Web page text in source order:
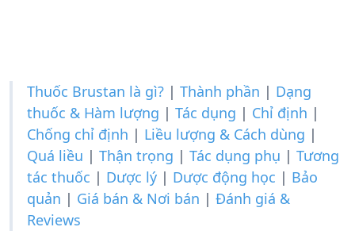
Thuốc Brustan là gì? | Thành phần | Dạng
thuốc & Hàm lượng | Tác dụng | Chỉ định |
Chống chỉ định | Liều lượng & Cách dùng |
Quá liều | Thận trọng | Tác dụng phụ | Tương
tác thuốc | Dược lý | Dược động học | Bảo
quản | Giá bán & Nơi bán | Đánh giá &
Reviews